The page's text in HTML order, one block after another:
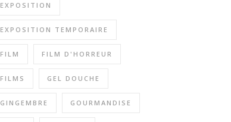
EXPOSITION
EXPOSITION TEMPORAIRE
FILM FILM D'HORREUR
FILMS GEL DOUCHE
GINGEMBRE GOURMANDISE